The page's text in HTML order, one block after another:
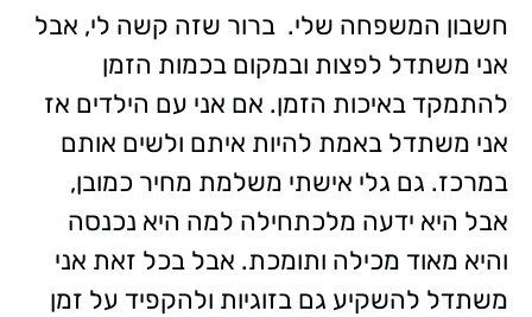
חשבון המשפחה שלי. ברור שזה קשה לי, אבל
אני משתדל לפצות ובמקום בכמות הזמן
להתמקד באיכות הזמן. אם אני עם הילדים אז
אני משתדל באמת להיות איתם ולשים אותם
במרכז. גם גלי אישתי משלמת מחיר כמובן,
אבל היא ידעה מלכתחילה למה היא נכנסה
והיא מאוד מכילה ותומכת. אבל בכל זאת אני
משתדל להשקיע גם בזוגיות ולהקפיד על זמן